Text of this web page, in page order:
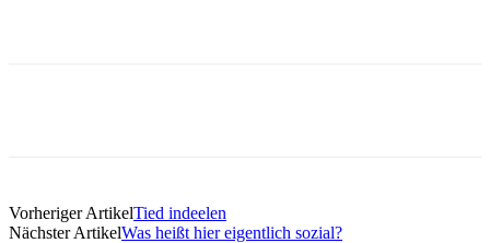
Vorheriger ArtikelTied indeelen
Nächster ArtikelWas heißt hier eigentlich sozial?